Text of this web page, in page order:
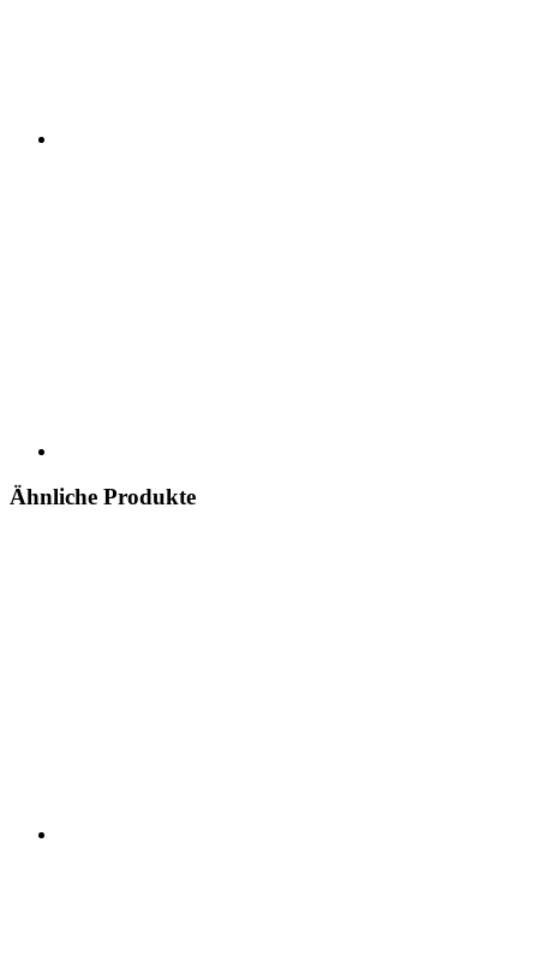
Ähnliche Produkte